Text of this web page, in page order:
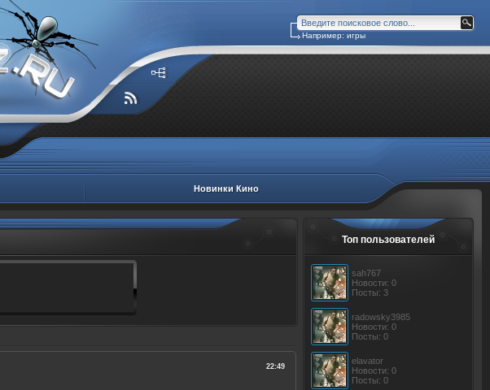
Например: игры
Новинки Кино
Топ пользователей
sah767
Новости: 0
Посты: 3
radowsky3985
Новости: 0
Посты: 0
elavator
Новости: 0
Посты: 0
22:49